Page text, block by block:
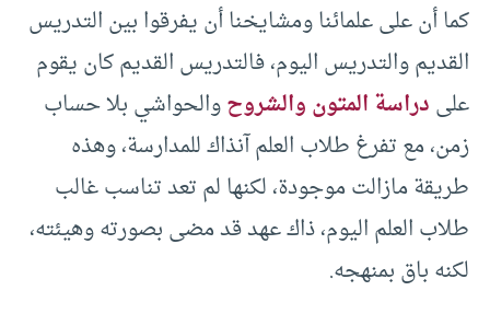
كما أن على علمائنا ومشايخنا أن يفرقوا بين التدريس
القديم والتدريس اليوم، فالتدريس القديم كان يقوم
علىدراسة المتون والشروحوالحواشي بلا حساب
زمن، مع تفرغ طلاب العلم آنذاك للمدارسة، وهذه
طريقة مازالت موجودة، لكنها لم تعد تناسب غالب
طلاب العلم اليوم، ذاك عهد قد مضى بصورته وهيئته،
لكنه باق بمنهجه.